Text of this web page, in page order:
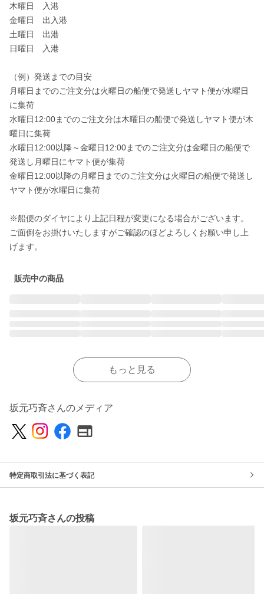
木曜日　入港
金曜日　出入港
土曜日　出港
日曜日　入港
（例）発送までの目安
月曜日までのご注文分は火曜日の船便で発送しヤマト便が水曜日
に集荷
水曜日12:00までのご注文分は木曜日の船便で発送しヤマト便が木
曜日に集荷
水曜日12:00以降～金曜日12:00までのご注文分は金曜日の船便で
発送し月曜日にヤマト便が集荷
金曜日12:00以降の月曜日までのご注文分は火曜日の船便で発送し
ヤマト便が水曜日に集荷
※船便のダイヤにより上記日程が変更になる場合がございます。
ご面倒をお掛けいたしますがご確認のほどよろしくお願い申し上
げます。
販売中の商品
もっと見る
坂元巧斉さんのメディア
特定商取引法に基づく表記
坂元巧斉さんの投稿